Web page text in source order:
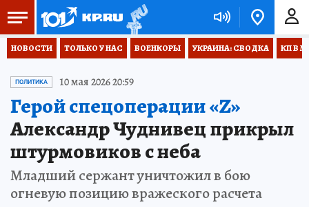
НОВОСТИ ТОЛЬКО У НАС ВОЕНКОРЫ УКРАИНА: СВОДКА КП В
ПОЛИТИКА 10 мая 2026 20:59
Герой спецоперации «Z»
Александр Чуднивец прикрыл
штурмовиков с неба
Младший сержант уничтожил в бою
огневую позицию вражеского расчета